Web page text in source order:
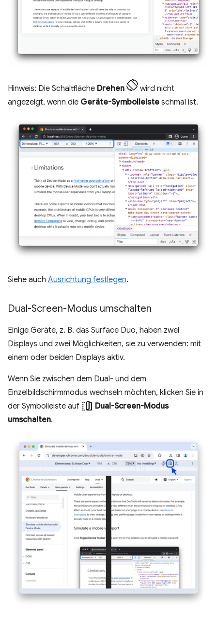
Hinweis: Die Schaltfläche Drehen
wird nicht
angezeigt, wenn die Geräte-Symbolleiste schmal ist.
Siehe auch Ausrichtung festlegen.
Dual-Screen-Modus umschalten
Einige Geräte, z. B. das Surface Duo, haben zwei
Displays und zwei Möglichkeiten, sie zu verwenden: mit
einem oder beiden Displays aktiv.
Wenn Sie zwischen dem Dual- und dem
Einzelbildschirmmodus wechseln möchten, klicken Sie in
der Symbolleiste auf devices_fold Dual-Screen-Modus
umschalten.